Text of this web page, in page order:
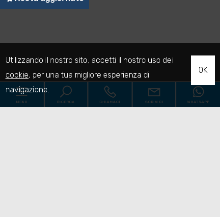
MENU RICERCA CHIAMACI SCRIVICI WHATSAPP
Utilizzando il nostro sito, accetti il nostro uso dei
cookie, per una tua migliore esperienza di
navigazione.
OK